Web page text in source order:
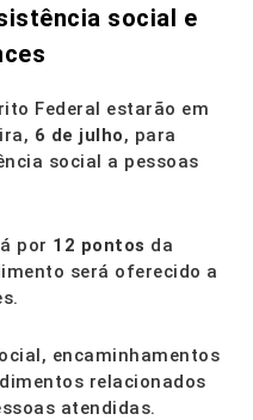
social e
Federal estarão em
6 de julho, para
social a pessoas
por 12 pontos da
será oferecido a
encaminhamentos
relacionados
atendidas.